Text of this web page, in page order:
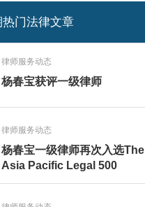
热门法律文章
律师服务动态
杨春宝获评一级律师
律师服务动态
杨春宝一级律师再次入选The
Asia Pacific Legal 500